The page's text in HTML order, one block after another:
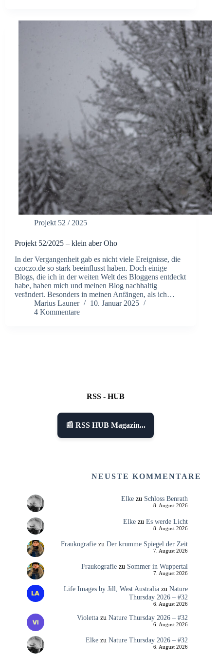
Projekt 52 / 2025
Projekt 52/2025 – klein aber Oho
In der Vergangenheit gab es nicht viele Ereignisse, die
czoczo.de so stark beeinflusst haben. Doch einige
Blogs, die ich in der weiten Welt des Bloggens entdeckt
habe, haben mich und meinen Blog nachhaltig
verändert. Besonders in meinen Anfängen, als ich…
Marius Launer
10. Januar 2025
4 Kommentare
RSS - HUB
📰 RSS HUB Magazin...
NEUSTE KOMMENTARE
Elkezu Schloss Benrath
8. August 2026
Elkezu Es werde Licht
8. August 2026
Fraukografiezu Der krumme Spiegel der Zeit
7. August 2026
Fraukografiezu Sommer in Wuppertal
7. August 2026
Life Images by Jill, West Australiazu Nature
Thursday 2026 – #32
6. August 2026
Violettazu Nature Thursday 2026 – #32
6. August 2026
Elkezu Nature Thursday 2026 – #32
6. August 2026